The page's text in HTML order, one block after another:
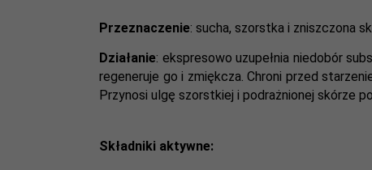
Przeznaczenie: sucha, szorstka i zniszczona
Działanie: ekspresowo uzupełnia niedobór
regeneruje go i zmiękcza. Chroni przed
Przynosi ulgę szorstkiej i podrażnionej skórze
Składniki aktywne: